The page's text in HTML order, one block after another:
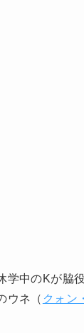
学中のKが脇
ウネ（ クォン